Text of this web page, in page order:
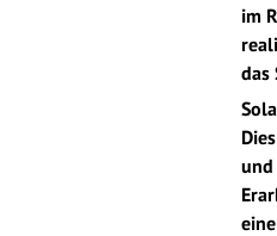
im
das
und